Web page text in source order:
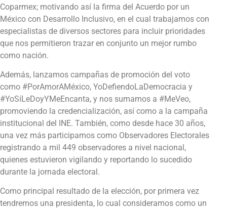
Coparmex; motivando así la firma del Acuerdo por un
México con Desarrollo Inclusivo, en el cual trabajamos con
especialistas de diversos sectores para incluir prioridades
que nos permitieron trazar en conjunto un mejor rumbo
como nación.
Además, lanzamos campañas de promoción del voto
como #PorAmorAMéxico, YoDefiendoLaDemocracia y
#YoSíLeDoyYMeEncanta, y nos sumamos a #MeVeo,
promoviendo la credencialización, así como a la campaña
institucional del INE. También, como desde hace 30 años,
una vez más participamos como Observadores Electorales
registrando a mil 449 observadores a nivel nacional,
quienes estuvieron vigilando y reportando lo sucedido
durante la jornada electoral.
Como principal resultado de la elección, por primera vez
tendremos una presidenta, lo cual consideramos como un